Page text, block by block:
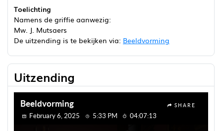
Toelichting
Namens de griffie aanwezig:
Mw. J. Mutsaers
De uitzending is te bekijken via: Beeldvorming
Uitzending